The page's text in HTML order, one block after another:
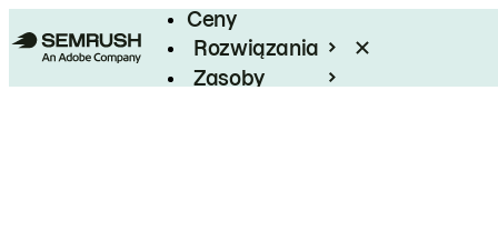
Ceny
Rozwiązania
Zasoby